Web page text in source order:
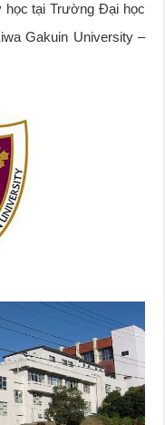
học tại Trường Đại học
Gakuin University –